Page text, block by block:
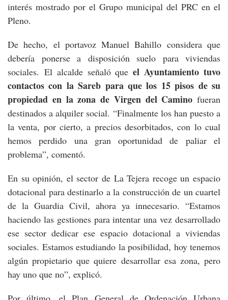
interés mostrado por el Grupo municipal del PRC en el
Pleno.
De hecho, el portavoz Manuel Bahillo considera que
debería ponerse a disposición suelo para viviendas
sociales. El alcalde señaló queel Ayuntamiento tuvo
contactos con la Sareb para que los 15 pisos de su
propiedad en la zona de Virgen del Camino fueran
destinados a alquiler social. “Finalmente los han puesto a
la venta, por cierto, a precios desorbitados, con lo cual
hemos perdido una gran oportunidad de paliar el
problema”, comentó.
En su opinión, el sector de La Tejera recoge un espacio
dotacional para destinarlo a la construcción de un cuartel
de la Guardia Civil, ahora ya innecesario. “Estamos
haciendo las gestiones para intentar una vez desarrollado
ese sector dedicar ese espacio dotacional a viviendas
sociales. Estamos estudiando la posibilidad, hoy tenemos
algún propietario que quiere desarrollar esa zona, pero
hay uno que no”, explicó.